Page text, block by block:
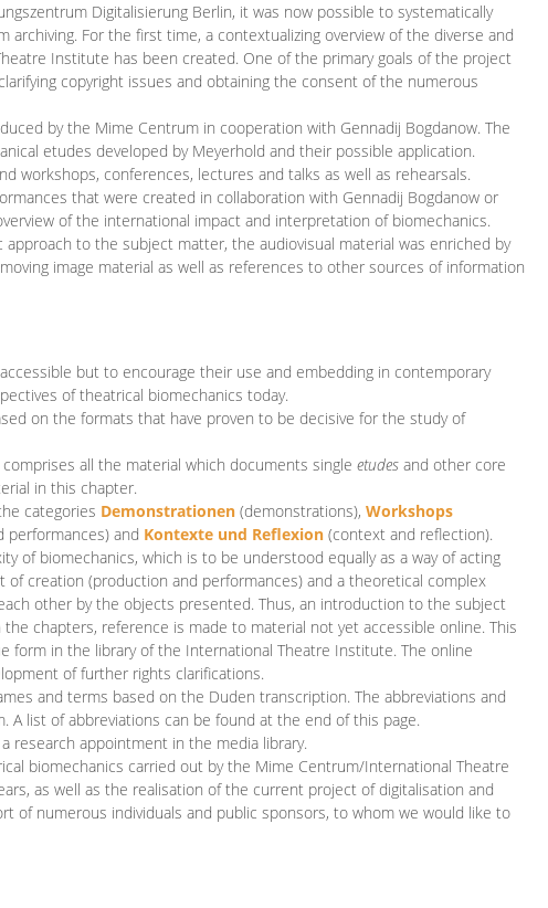
Digitalisierung Berlin, it was now possible to systematically
For the first time, a contextualizing overview of the diverse and
Institute has been created. One of the primary goals of the project
copyright issues and obtaining the consent of the numerous
by the Mime Centrum in cooperation with Gennadij Bogdanow. The
etudes developed by Meyerhold and their possible application.
workshops, conferences, lectures and talks as well as rehearsals.
that were created in collaboration with Gennadij Bogdanow or
of the international impact and interpretation of biomechanics.
to the subject matter, the audiovisual material was enriched by
image material as well as references to other sources of information
but to encourage their use and embedding in contemporary
of theatrical biomechanics today.
on the formats that have proven to be decisive for the study of
comprises all the material which documents single etudes and other core
in this chapter.
categories Demonstrationen (demonstrations), Workshops
performances) and Kontexte und Reflexion (context and reflection).
of biomechanics, which is to be understood equally as a way of acting
creation (production and performances) and a theoretical complex
other by the objects presented. Thus, an introduction to the subject
chapters, reference is made to material not yet accessible online. This
form in the library of the International Theatre Institute. The online
of further rights clarifications.
and terms based on the Duden transcription. The abbreviations and
A list of abbreviations can be found at the end of this page.
appointment in the media library.
biomechanics carried out by the Mime Centrum/International Theatre
as well as the realisation of the current project of digitalisation and
of numerous individuals and public sponsors, to whom we would like to